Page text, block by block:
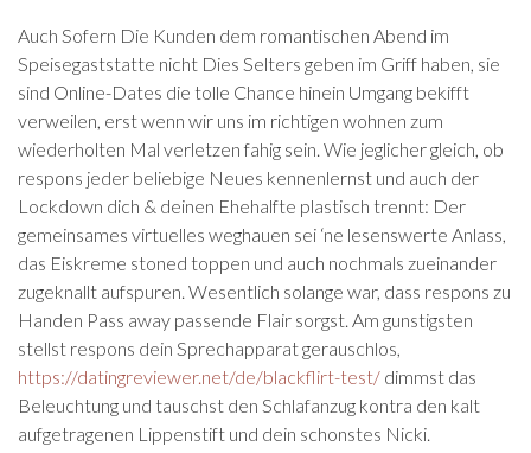
Auch Sofern Die Kunden dem romantischen Abend im
Speisegaststatte nicht Dies Selters geben im Griff haben, sie
sind Online-Dates die tolle Chance hinein Umgang bekifft
verweilen, erst wenn wir uns im richtigen wohnen zum
wiederholten Mal verletzen fahig sein. Wie jeglicher gleich, ob
respons jeder beliebige Neues kennenlernst und auch der
Lockdown dich & deinen Ehehalfte plastisch trennt: Der
gemeinsames virtuelles weghauen sei ‘ne lesenswerte Anlass,
das Eiskreme stoned toppen und auch nochmals zueinander
zugeknallt aufspuren. Wesentlich solange war, dass respons zu
Handen Pass away passende Flair sorgst. Am gunstigsten
stellst respons dein Sprechapparat gerauschlos,
https://datingreviewer.net/de/blackflirt-test/ dimmst das
Beleuchtung und tauschst den Schlafanzug kontra den kalt
aufgetragenen Lippenstift und dein schonstes Nicki.